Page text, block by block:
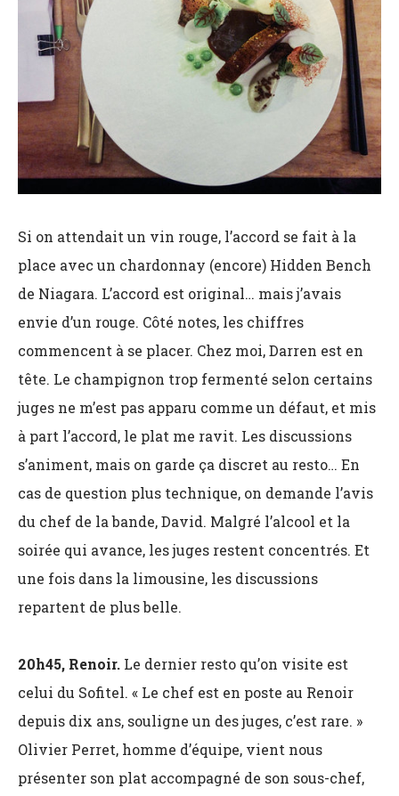
Si on attendait un vin rouge, l’accord se fait à la
place avec un chardonnay (encore) Hidden Bench
de Niagara. L’accord est original… mais j’avais
envie d’un rouge. Côté notes, les chiffres
commencent à se placer. Chez moi, Darren est en
tête. Le champignon trop fermenté selon certains
juges ne m’est pas apparu comme un défaut, et mis
à part l’accord, le plat me ravit. Les discussions
s’animent, mais on garde ça discret au resto… En
cas de question plus technique, on demande l’avis
du chef de la bande, David. Malgré l’alcool et la
soirée qui avance, les juges restent concentrés. Et
une fois dans la limousine, les discussions
repartent de plus belle.
20h45, Renoir. Le dernier resto qu’on visite est
celui du Sofitel. « Le chef est en poste au Renoir
depuis dix ans, souligne un des juges, c’est rare. »
Olivier Perret, homme d’équipe, vient nous
présenter son plat accompagné de son sous-chef,